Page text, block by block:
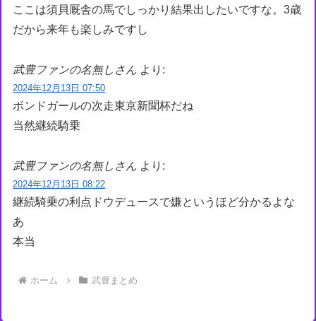
ここは須貝厩舎の馬でしっかり結果出したいですな。3歳
だから来年も楽しみですし
武豊ファンの名無しさん より:
2024年12月13日 07:50
ボンドガールの次走東京新聞杯だね
当然継続騎乗
武豊ファンの名無しさん より:
2024年12月13日 08:22
継続騎乗の利点ドウデュースで嫌というほど分かるよな
あ
本当
ホーム 武豊まとめ